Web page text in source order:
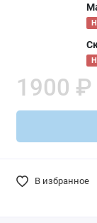
1900 ₽
В избранное